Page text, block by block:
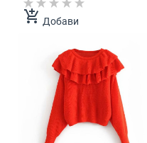
add_shopping_cart Добави